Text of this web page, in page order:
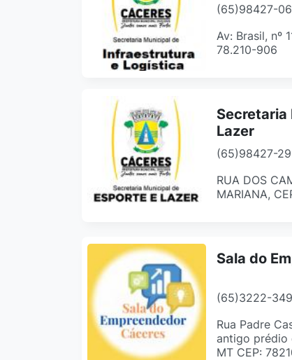
(65)98427-
Av: Brasil, nº
78.210-906
Secretaria
Lazer
(65)98427-
RUA DOS
MARIANA,
Sala do
(65)3222-
Rua Padre
antigo prédio
MT CEP: